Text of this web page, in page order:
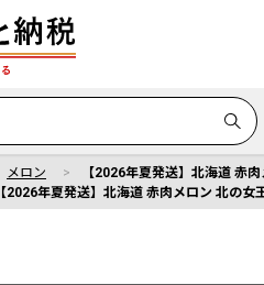
メロン
【2026年夏発送】北海道 赤
【2026年夏発送】北海道 赤肉メロン 北の